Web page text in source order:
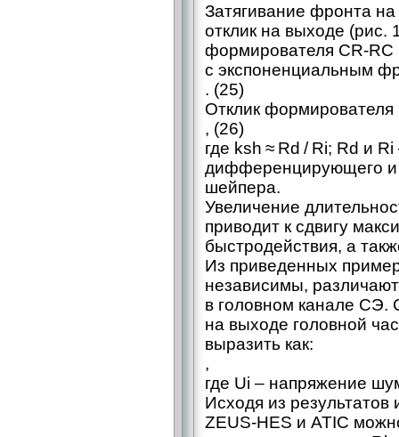
Затягивание фронта
отклик на выходе (рис.
формирователя СR-RC
с экспоненциальным
. (25)
Отклик формирователя
, (26)
где ksh ≈ Rd / Ri; Rd и
дифференцирующего и
шейпера.
Увеличение
приводит к сдвигу
быстродействия, а
Из приведенных
независимы,
в головном канале
на выходе головной
выразить как:
,
где Ui – ​напряжение
Исходя из результатов
ZEUS-HES и ATIC